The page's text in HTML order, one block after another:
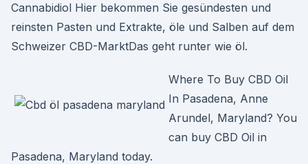
Cannabidiol Hier bekommen Sie gesündesten und
reinsten Pasten und Extrakte, öle und Salben auf dem
Schweizer CBD-MarktDas geht runter wie öl.
Where To Buy CBD Oil
In Pasadena, Anne
Arundel, Maryland? You
can buy CBD Oil in
Pasadena, Maryland today.